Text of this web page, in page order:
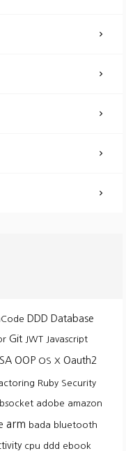
DDD Database
Git JWT Javascript
OOP OS X Oauth2
Ruby Security
adobe amazon
arm bada bluetooth
cpu ddd ebook